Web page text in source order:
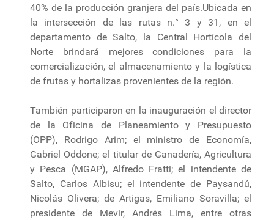
40% de la producción granjera del país.Ubicada en
la intersección de las rutas n.° 3 y 31, en el
departamento de Salto, la Central Hortícola del
Norte brindará mejores condiciones para la
comercialización, el almacenamiento y la logística
de frutas y hortalizas provenientes de la región.
También participaron en la inauguración el director
de la Oficina de Planeamiento y Presupuesto
(OPP), Rodrigo Arim; el ministro de Economía,
Gabriel Oddone; el titular de Ganadería, Agricultura
y Pesca (MGAP), Alfredo Fratti; el intendente de
Salto, Carlos Albisu; el intendente de Paysandú,
Nicolás Olivera; de Artigas, Emiliano Soravilla; el
presidente de Mevir, Andrés Lima, entre otras